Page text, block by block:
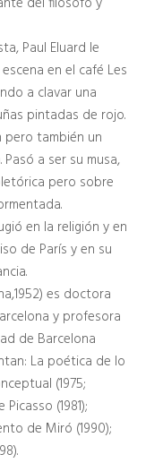
Paul Eluard le
en el café Les
a clavar una
pintadas de rojo.
pero también un
a ser su musa,
pero sobre
en la religión y en
de París y en su
es doctora
y profesora
de Barcelona
La poética de lo
(1975;
(1981);
de Miró (1990);